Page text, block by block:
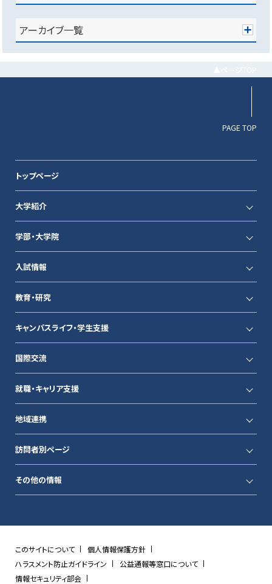
アーカイブ一覧
PAGE TOP
トップページ
大学紹介
学部・大学院
入試情報
教育・研究
キャンパスライフ・学生支援
国際交流
就職・キャリア支援
地域連携
訪問者別ページ
その他の情報
このサイトについて
個人情報保護方針
ハラスメント防止ガイドライン
公益通報等窓口について
情報セキュリティ部会